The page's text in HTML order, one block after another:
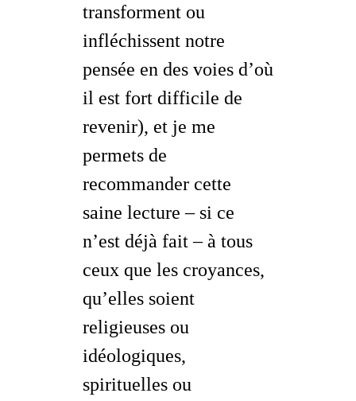
transforment ou
infléchissent notre
pensée en des voies d’où
il est fort difficile de
revenir), et je me
permets de
recommander cette
saine lecture – si ce
n’est déjà fait – à tous
ceux que les croyances,
qu’elles soient
religieuses ou
idéologiques,
spirituelles ou